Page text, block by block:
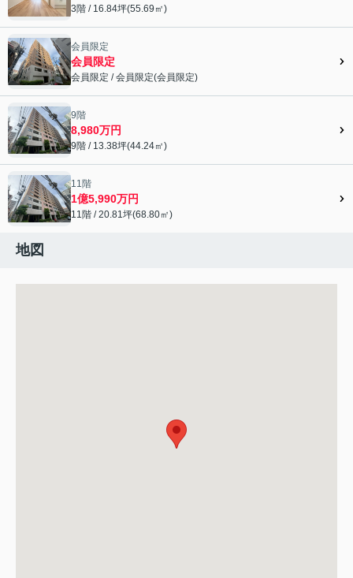
3階 / 16.84坪(55.69㎡)
会員限定">
会員限定
会員限定
会員限定 /会員限定(会員限定)
9階
8,980万円
9階 / 13.38坪(44.24㎡)
11階
1億5,990万円
11階 / 20.81坪(68.80㎡)
地図